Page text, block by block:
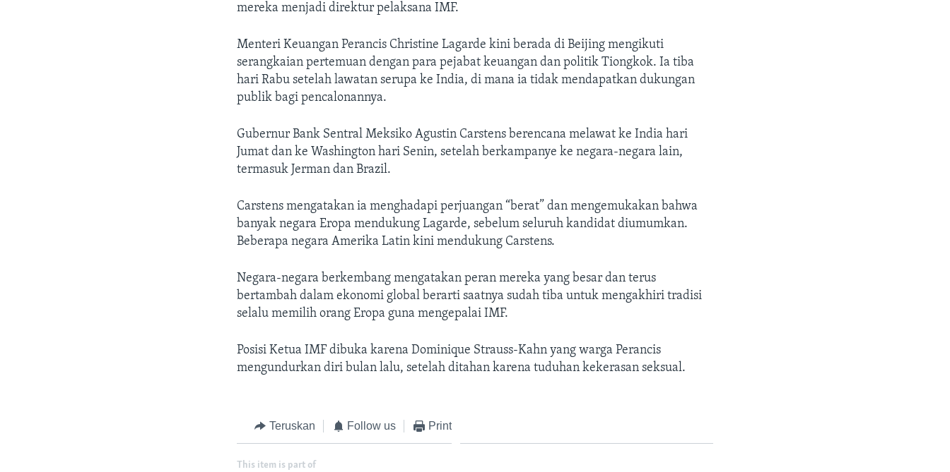
mereka menjadi direktur pelaksana IMF.
Menteri Keuangan Perancis Christine Lagarde kini berada di Beijing mengikuti
serangkaian pertemuan dengan para pejabat keuangan dan politik Tiongkok. Ia tiba
hari Rabu setelah lawatan serupa ke India, di mana ia tidak mendapatkan dukungan
publik bagi pencalonannya.
Gubernur Bank Sentral Meksiko Agustin Carstens berencana melawat ke India hari
Jumat dan ke Washington hari Senin, setelah berkampanye ke negara-negara lain,
termasuk Jerman dan Brazil.
Carstens mengatakan ia menghadapi perjuangan “berat” dan mengemukakan bahwa
banyak negara Eropa mendukung Lagarde, sebelum seluruh kandidat diumumkan.
Beberapa negara Amerika Latin kini mendukung Carstens.
Negara-negara berkembang mengatakan peran mereka yang besar dan terus
bertambah dalam ekonomi global berarti saatnya sudah tiba untuk mengakhiri tradisi
selalu memilih orang Eropa guna mengepalai IMF.
Posisi Ketua IMF dibuka karena Dominique Strauss-Kahn yang warga Perancis
mengundurkan diri bulan lalu, setelah ditahan karena tuduhan kekerasan seksual.
Teruskan Follow us Print
This item is part of